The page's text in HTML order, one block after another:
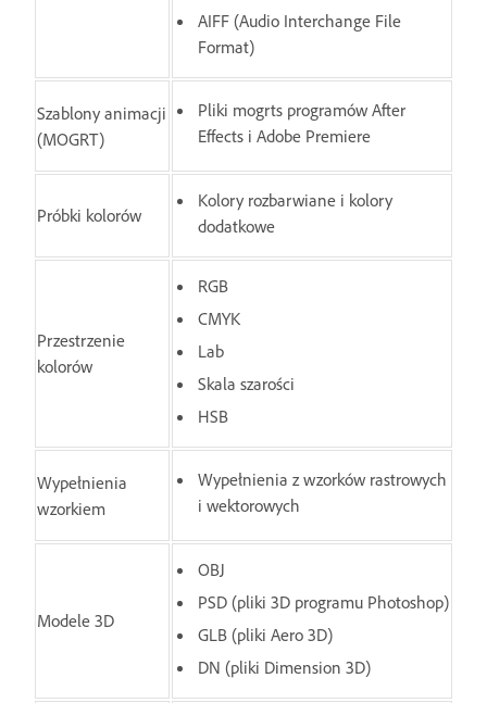
AIFF (Audio Interchange File
Format)
Szablony animacji
(MOGRT)
Pliki mogrts programów After
Effects i Adobe Premiere
Próbki kolorów
Kolory rozbarwiane i kolory
dodatkowe
Przestrzenie
kolorów
RGB
CMYK
Lab
Skala szarości
HSB
Wypełnienia
wzorkiem
Wypełnienia z wzorków rastrowych
i wektorowych
Modele 3D
OBJ
PSD (pliki 3D programu Photoshop)
GLB (pliki Aero 3D)
DN (pliki Dimension 3D)